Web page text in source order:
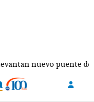
nuevo puente de